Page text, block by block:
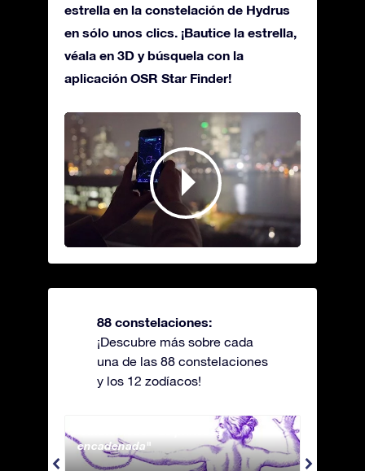
estrella en la constelación de Hydrus
en sólo unos clics. ¡Bautice la estrella,
véala en 3D y búsquela con la
aplicación OSR Star Finder!
88 constelaciones:
¡Descubre más sobre cada
una de las 88 constelaciones
y los 12 zodíacos!
Andromeda - La princesa
encadenada